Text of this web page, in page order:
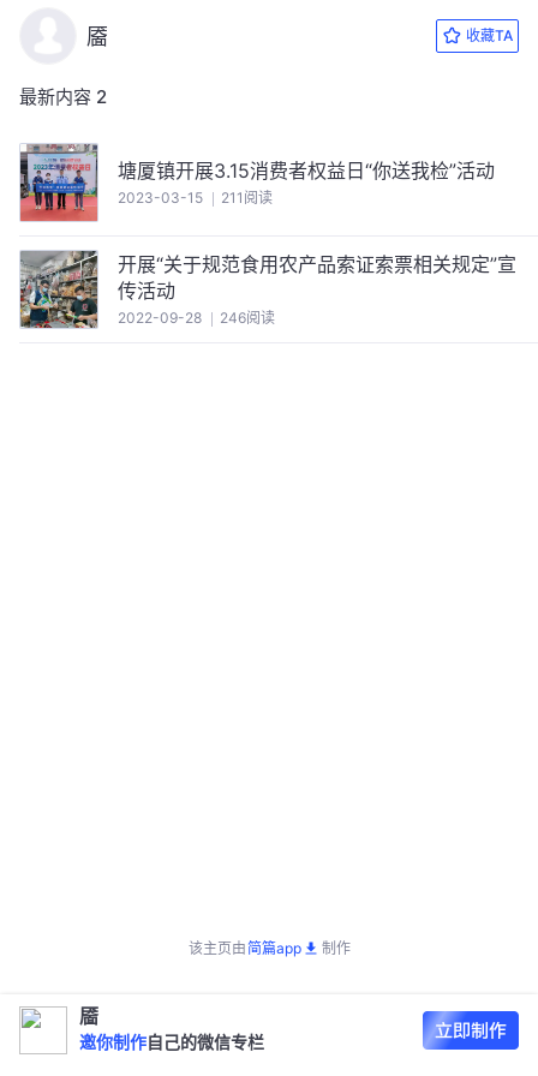
靥 收藏TA
最新内容 2
塘厦镇开展3.15消费者权益日“你送我检”活动
2023-03-15 211阅读
开展“关于规范食用农产品索证索票相关规定”宣
传活动
2022-09-28 246阅读
该主页由简篇app 制作
靥
邀你制作 自己的微信专栏